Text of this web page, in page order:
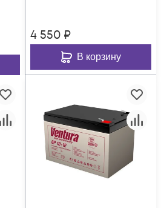
4 550 ₽
В корзину